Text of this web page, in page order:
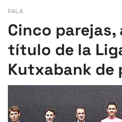
Pelota
Remo
Baloncesto
PALA
Cinco parejas,
título de la
Kutxabank de